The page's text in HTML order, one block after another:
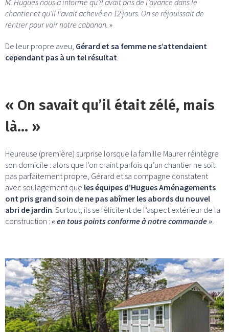
chantier et qu’il l’avait achevé en 12 jours. On se réjouissait de
rentrer pour voir notre cabanon. »
De leur propre aveu, Gérard et sa femme ne s’attendaient
cependant pas à un tel résultat
« On savait qu’il était zélé, mais
là… »
Heureuse (première) surprise lorsque la famille Maurer réintègre
son domicile : alors que l’on craint parfois qu’un chantier ne soit
pas parfaitement propre, Gérard et sa compagne constatent
avec soulagement que les équipes d’Hugues Aménagements
ont pris grand soin de ne pas abîmer les abords du nouvel
abri de jardin . Surtout, ils se félicitent de l’aspect extérieur de la
construction : « en tous points conforme à notre commande »